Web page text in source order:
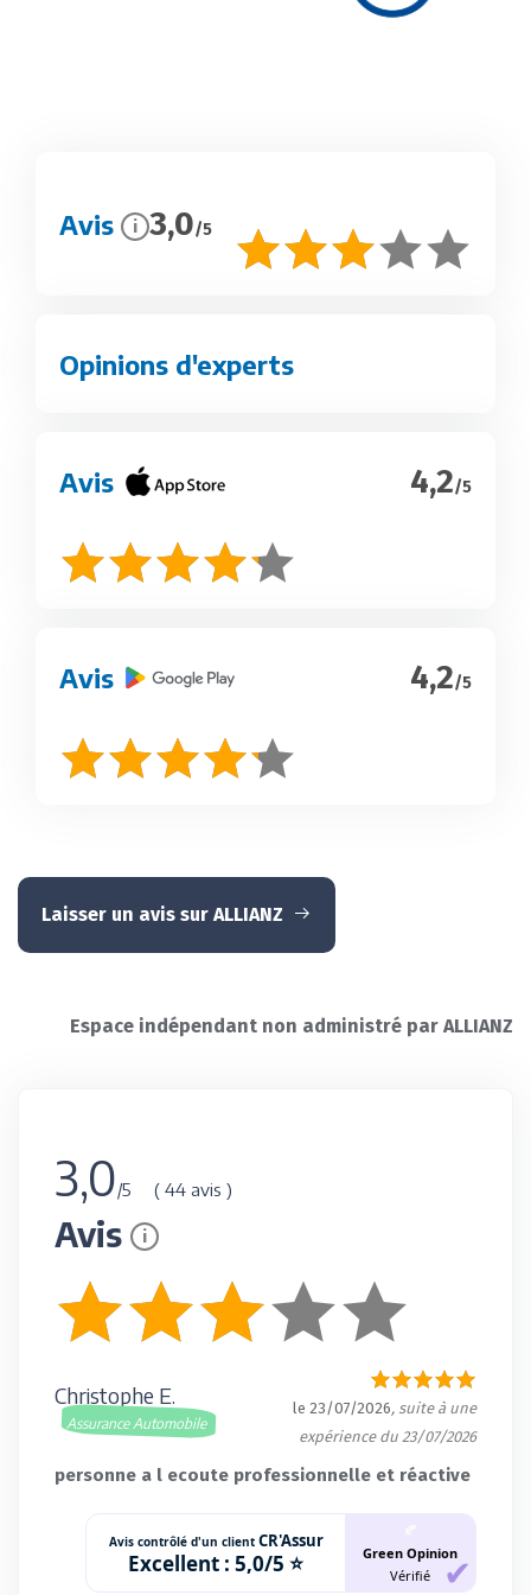
Avis i 3,0/5
Opinions d'experts
Avis 4,2/5
Avis 4,2/5
Laisser un avis sur ALLIANZ
Espace indépendant non administré par ALLIANZ
3,0/5 ( 44 avis )
Avis i
Christophe E.
Assurance Automobile
le 23/07/2026, suite à une
expérience du 23/07/2026
personne a l ecoute professionnelle et réactive
Avis contrôlé d'un client CR'Assur
Excellent : 5,0/5 ⭐
Green Opinion
Vérifié